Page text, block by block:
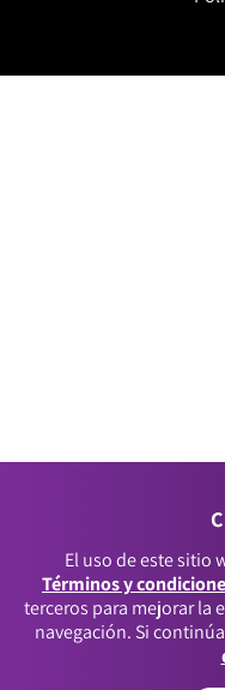
El uso de este sitio
Términos y
terceros para mejorar la
navegación. Si